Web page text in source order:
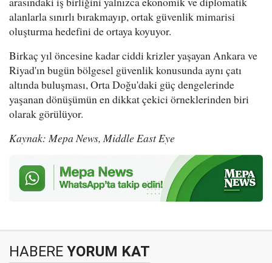
alanlarla sınırlı bırakmayıp, ortak güvenlik mimarisi
oluşturma hedefini de ortaya koyuyor.
Birkaç yıl öncesine kadar ciddi krizler yaşayan Ankara ve
Riyad'ın bugün bölgesel güvenlik konusunda aynı çatı
altında buluşması, Orta Doğu'daki güç dengelerinde
yaşanan dönüşümün en dikkat çekici örneklerinden biri
olarak görülüyor.
Kaynak: Mepa News, Middle East Eye
HABERE YORUM KAT